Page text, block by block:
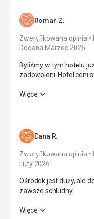
Roman Z.
Zweryfikowana opinia
Dodana Marzec 2026
Byliśmy w tym hotelu
zadowoleni. Hotel ceni
Byliśmy w tym hotelu
Wyżywienie
Zakwaterowanie
Usługi
Cena
Więcej
Dana R.
Zweryfikowana opinia
Luty 2026
Ośrodek jest duży, ale
zawsze schludny.
Ośrodek jest duży, ale
Więcej